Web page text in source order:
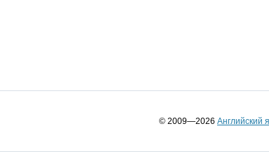
© 2009—2026 Английский